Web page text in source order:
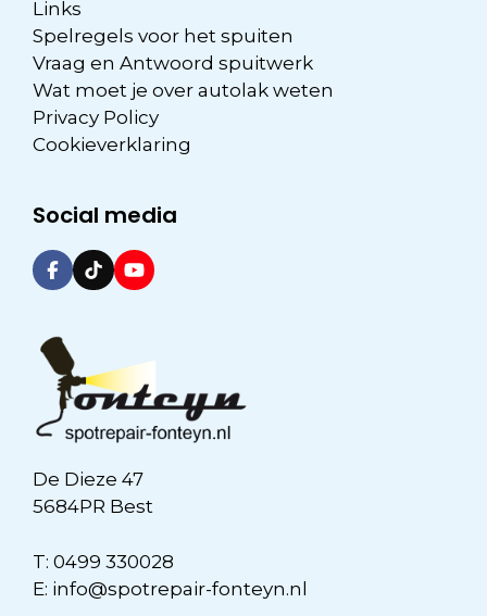
Links
Spelregels voor het spuiten
Vraag en Antwoord spuitwerk
Wat moet je over autolak weten
Privacy Policy
Cookieverklaring
Social media
De Dieze 47
5684PR Best
T: 0499 330028
E: info@spotrepair-fonteyn.nl